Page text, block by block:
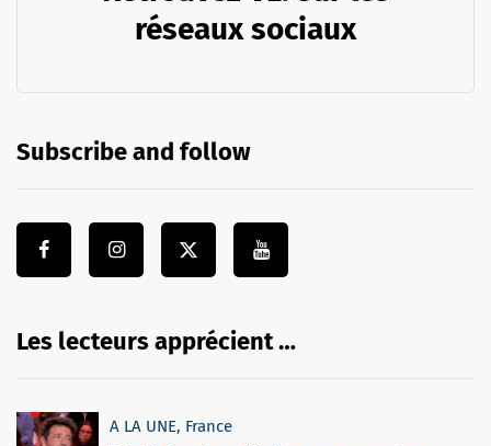
réseaux sociaux
Subscribe and follow
Les lecteurs apprécient …
A LA UNE, France